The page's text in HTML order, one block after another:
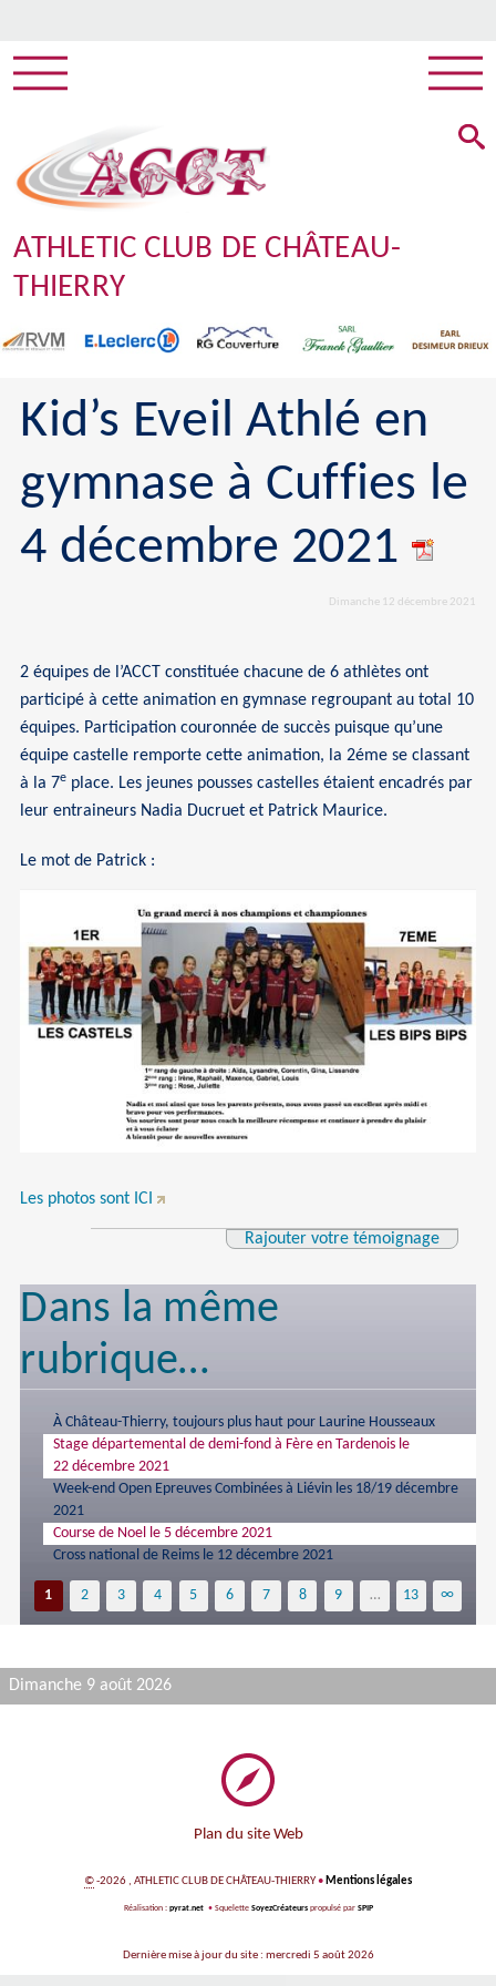
ATHLETIC CLUB DE CHÂTEAU-
THIERRY
Kid’s Eveil Athlé en
gymnase à Cuffies le
4 décembre 2021
Dimanche 12 décembre 2021
2 équipes de l’ACCT constituée chacune de 6 athlètes ont
participé à cette animation en gymnase regroupant au total 10
équipes. Participation couronnée de succès puisque qu’une
équipe castelle remporte cette animation, la 2éme se classant
à la 7e place. Les jeunes pousses castelles étaient encadrés par
leur entraineurs Nadia Ducruet et Patrick Maurice.
Le mot de Patrick :
Les photos sont ICI
Rajouter votre témoignage
Dans la même
rubrique…
À Château-Thierry, toujours plus haut pour Laurine Housseaux
Stage départemental de demi-fond à Fère en Tardenois le
22 décembre 2021
Week-end Open Epreuves Combinées à Liévin les 18/19 décembre
2021
Course de Noel le 5 décembre 2021
Cross national de Reims le 12 décembre 2021
1 2 3 4 5 6 7 8 9 … 13 ∞
Dimanche 9 août 2026
Plan du site Web
©-2026 , ATHLETIC CLUB DE CHÂTEAU-THIERRY• Mentions légales
Réalisation : pyrat.net •Squelette SoyezCréateurspropulsé par SPIP
Dernière mise à jour du site : mercredi 5 août 2026